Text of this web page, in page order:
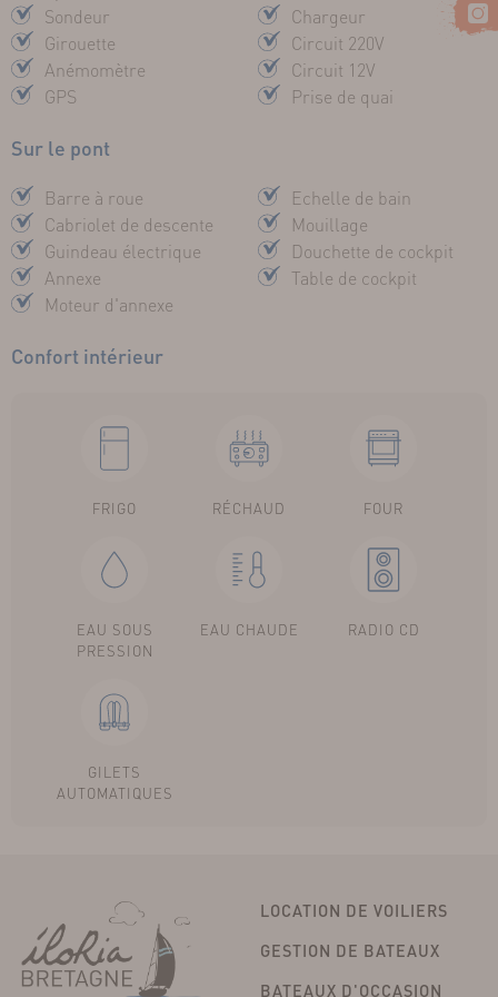
Sondeur
Girouette
Anémomètre
GPS
Chargeur
Circuit 220V
Circuit 12V
Prise de quai
Sur le pont
Barre à roue
Cabriolet de descente
Guindeau électrique
Annexe
Moteur d'annexe
Echelle de bain
Mouillage
Douchette de cockpit
Table de cockpit
Confort intérieur
FRIGO RÉCHAUD FOUR
EAU SOUS
PRESSION
EAU CHAUDE RADIO CD
GILETS
AUTOMATIQUES
LOCATION DE VOILIERS
GESTION DE BATEAUX
BATEAUX D'OCCASION